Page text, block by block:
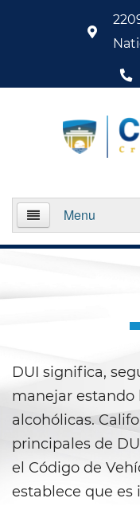
Menu
Áreas De
Asalto
DUI significa,
manejar estando
alcohólicas.
principales de
el Código de
establece que